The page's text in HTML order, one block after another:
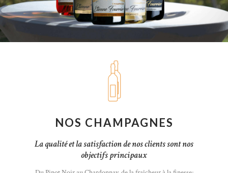
NOS CHAMPAGNES
La qualité et la satisfaction de nos clients sont nos
objectifs principaux